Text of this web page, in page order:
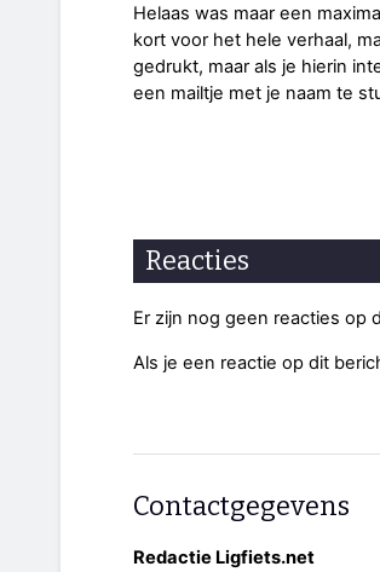
Helaas was maar een
kort voor het hele verhaal,
gedrukt, maar als je hierin
een mailtje met je naam te
Reacties
Er zijn nog geen reacties op
Als je een reactie op dit
Contactgegevens
Redactie Ligfiets.net